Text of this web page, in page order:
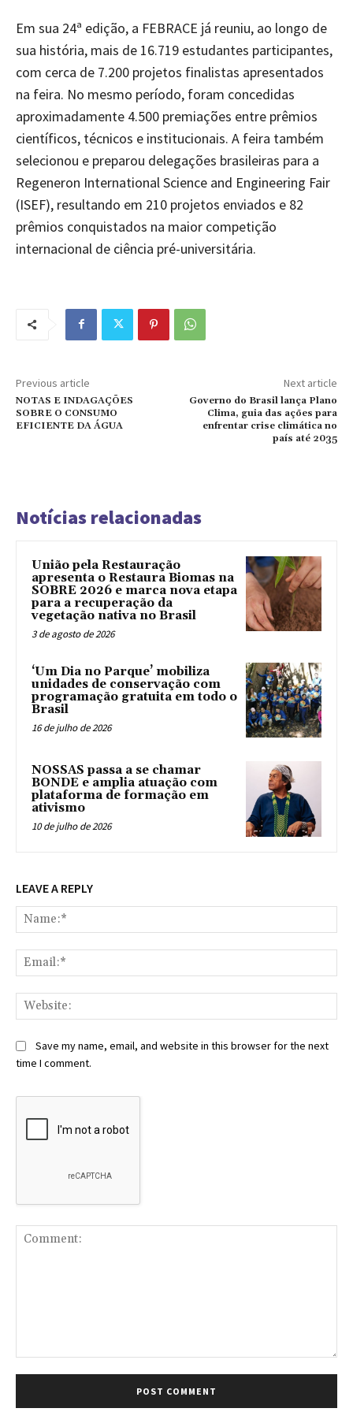
Em sua 24ª edição, a FEBRACE já reuniu, ao longo de
sua história, mais de 16.719 estudantes participantes,
com cerca de 7.200 projetos finalistas apresentados
na feira. No mesmo período, foram concedidas
aproximadamente 4.500 premiações entre prêmios
científicos, técnicos e institucionais. A feira também
selecionou e preparou delegações brasileiras para a
Regeneron International Science and Engineering Fair
(ISEF), resultando em 210 projetos enviados e 82
prêmios conquistados na maior competição
internacional de ciência pré-universitária.
Previous article
NOTAS E INDAGAÇÕES
SOBRE O CONSUMO
EFICIENTE DA ÁGUA
Next article
Governo do Brasil lança Plano
Clima, guia das ações para
enfrentar crise climática no
país até 2035
Notícias relacionadas
União pela Restauração
apresenta o Restaura Biomas na
SOBRE 2026 e marca nova etapa
para a recuperação da
vegetação nativa no Brasil
3 de agosto de 2026
‘Um Dia no Parque’ mobiliza
unidades de conservação com
programação gratuita em todo o
Brasil
16 de julho de 2026
NOSSAS passa a se chamar
BONDE e amplia atuação com
plataforma de formação em
ativismo
10 de julho de 2026
LEAVE A REPLY
Save my name, email, and website in this browser for the next
time I comment.